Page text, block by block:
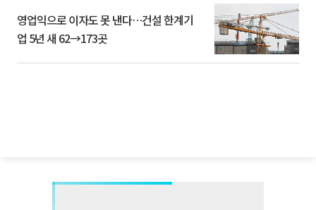
영업익으로 이자도 못 낸다…건설 한계기
업 5년 새 62→173곳